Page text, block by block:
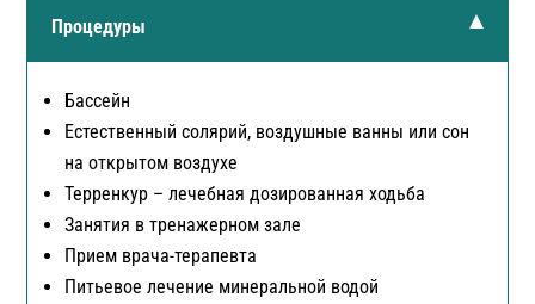
Процедуры
Бассейн
Естественный солярий, воздушные ванны или сон
на открытом воздухе
Терренкур – лечебная дозированная ходьба
Занятия в тренажерном зале
Прием врача-терапевта
Питьевое лечение минеральной водой